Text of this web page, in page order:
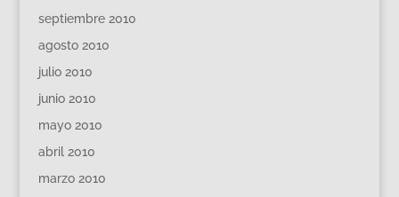
septiembre 2010
agosto 2010
julio 2010
junio 2010
mayo 2010
abril 2010
marzo 2010